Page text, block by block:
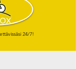
24/7!